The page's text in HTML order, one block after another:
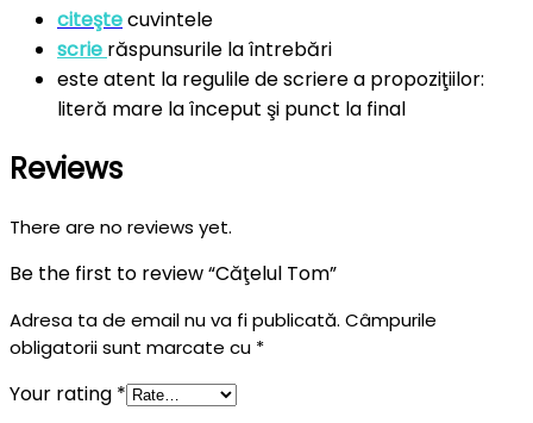
citeştecuvintele
scrie răspunsurile la întrebări
este atent la regulile de scriere a propoziţiilor:
literă mare la început şi punct la final
Reviews
There are no reviews yet.
Be the first to review “Căţelul Tom”
Adresa ta de email nu va fi publicată. Câmpurile
obligatorii sunt marcate cu *
Your rating *